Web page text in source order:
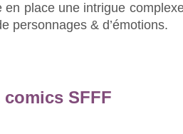
en place une intrigue
personnages & d’émotions.
comics SFFF